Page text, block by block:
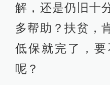
解，还是仍旧十
多帮助？扶贫，
低保就完了，
呢？